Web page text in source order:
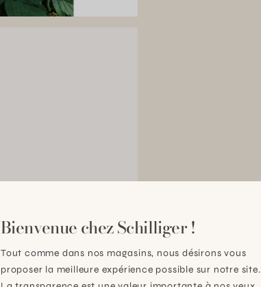
Bienvenue chez Schilliger !
Tout comme dans nos magasins, nous désirons vous
proposer la meilleure expérience possible sur notre site.